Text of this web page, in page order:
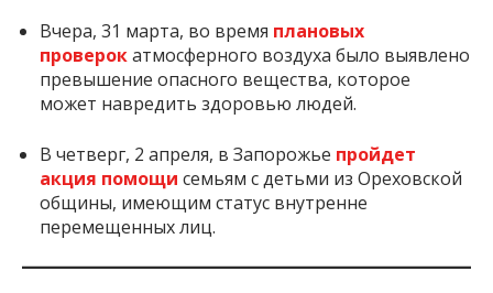
Вчера, 31 марта, во время плановых
проверокатмосферного воздуха было выявлено
превышение опасного вещества, которое
может навредить здоровью людей.
В четверг, 2 апреля, в Запорожье пройдет
акция помощи семьям с детьми из Ореховской
общины, имеющим статус внутренне
перемещенных лиц.